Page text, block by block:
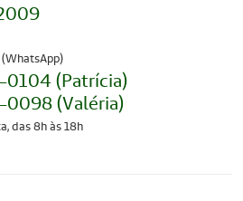
0104 (Patrícia)
0098 (Valéria)
das 8h às 18h